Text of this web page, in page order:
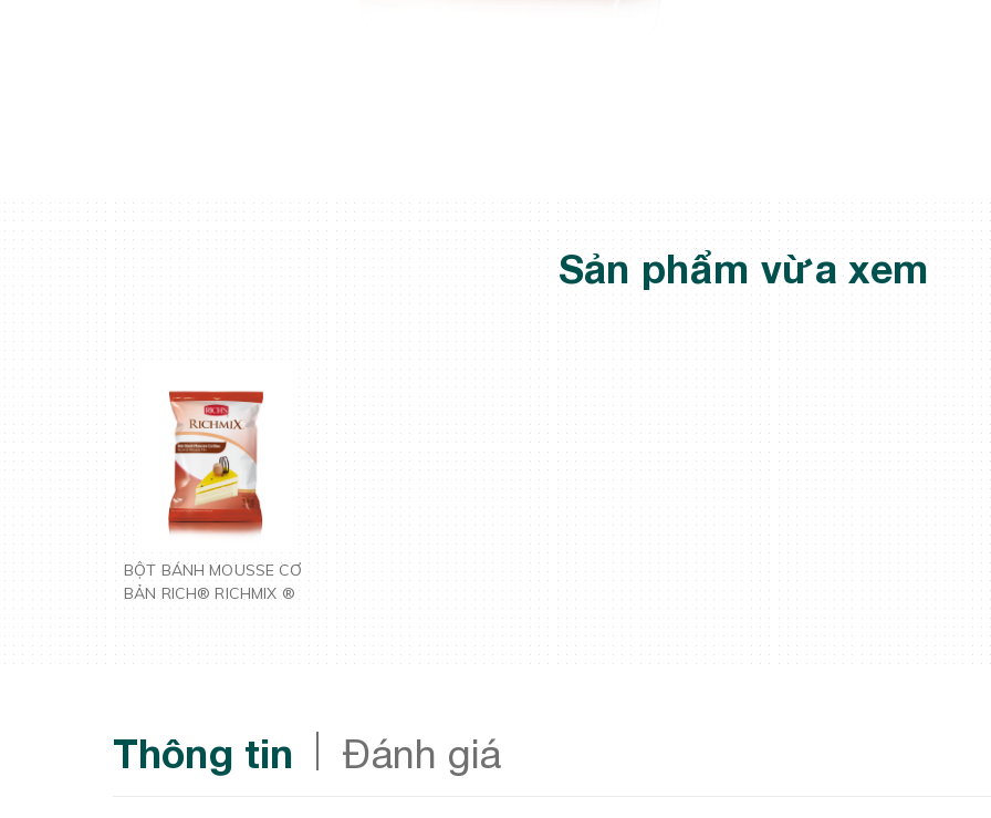
Sản phẩm vừa xem
BỘT BÁNH MOUSSE CƠ
BẢN RICH® RICHMIX ®
Thông tin Đánh giá